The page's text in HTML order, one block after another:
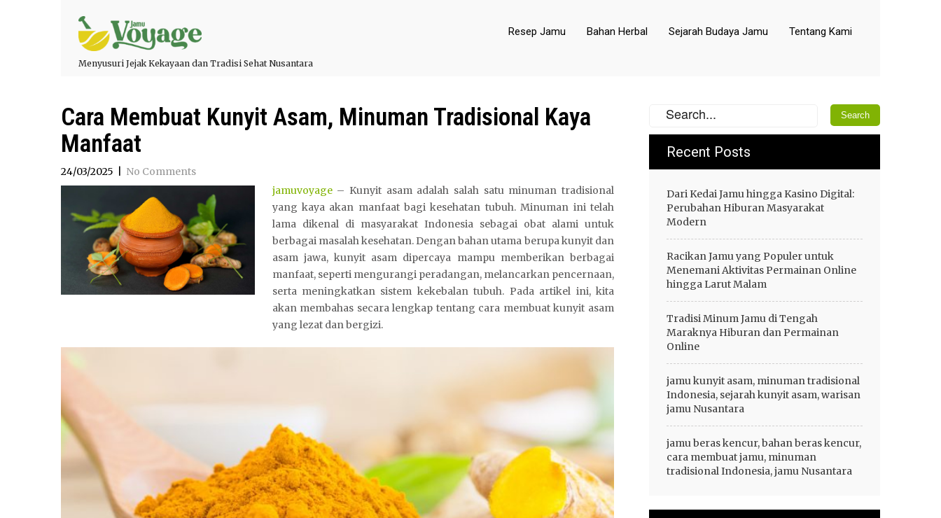
Menyusuri Jejak Kekayaan dan Tradisi Sehat Nusantara
Resep Jamu Bahan Herbal Sejarah Budaya Jamu Tentang Kami
Cara Membuat Kunyit Asam, Minuman Tradisional Kaya
Manfaat
24/03/2025
No Comments
jamuvoyage– Kunyit asam adalah salah satu minuman tradisional
yang kaya akan manfaat bagi kesehatan tubuh. Minuman ini telah
lama dikenal di masyarakat Indonesia sebagai obat alami untuk
berbagai masalah kesehatan. Dengan bahan utama berupa kunyit dan
asam jawa, kunyit asam dipercaya mampu memberikan berbagai
manfaat, seperti mengurangi peradangan, melancarkan pencernaan,
serta meningkatkan sistem kekebalan tubuh. Pada artikel ini, kita
akan membahas secara lengkap tentang cara membuat kunyit asam
yang lezat dan bergizi.
Recent Posts
Dari Kedai Jamu hingga Kasino Digital:
Perubahan Hiburan Masyarakat
Modern
Racikan Jamu yang Populer untuk
Menemani Aktivitas Permainan Online
hingga Larut Malam
Tradisi Minum Jamu di Tengah
Maraknya Hiburan dan Permainan
Online
jamu kunyit asam, minuman tradisional
Indonesia, sejarah kunyit asam, warisan
jamu Nusantara
jamu beras kencur, bahan beras kencur,
cara membuat jamu, minuman
tradisional Indonesia, jamu Nusantara